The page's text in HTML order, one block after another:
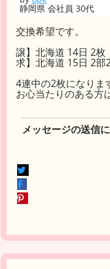
静岡県 会社員 30代
交換希望です。
譲】北海道 14日 2枚
求】北海道 15日 2部
4連中の2枚になりま
お心当たりのある方
メッセージの送信